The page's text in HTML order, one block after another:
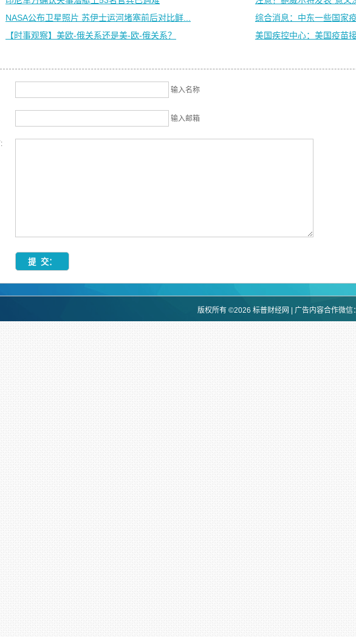
NASA公布卫星照片 苏伊士运河堵塞前后对比鲜...
综合消息：中东一些国家
【时事观察】美欧-俄关系还是美-欧-俄关系？
美国疾控中心：美国疫苗
输入名称
输入邮箱
版权所有 ©2026 标普财经网 | 广告内容合作微